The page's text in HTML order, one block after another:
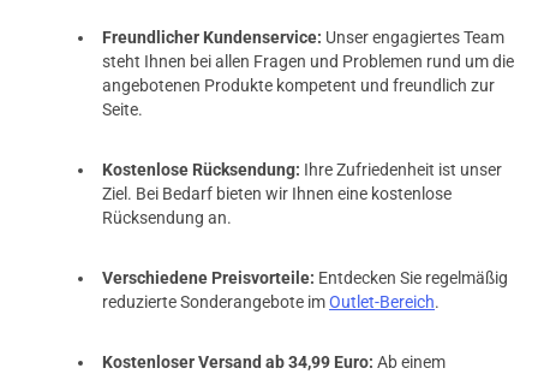
Freundlicher Kundenservice: Unser engagiertes Team
steht Ihnen bei allen Fragen und Problemen rund um die
angebotenen Produkte kompetent und freundlich zur
Seite.
Kostenlose Rücksendung: Ihre Zufriedenheit ist unser
Ziel. Bei Bedarf bieten wir Ihnen eine kostenlose
Rücksendung an.
Verschiedene Preisvorteile: Entdecken Sie regelmäßig
reduzierte Sonderangebote imOutlet-Bereich.
Kostenloser Versand ab 34,99 Euro: Ab einem